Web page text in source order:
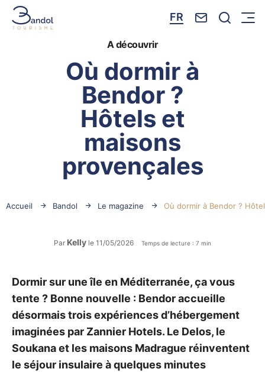
FR Nous Je
Menu
A découvrir
Où dormir à
Bendor ?
Hôtels et
maisons
provençales
Accueil Bandol Le magazine Où dormir à Bendor ?
Par Kelly le 11/05/2026 Temps de lecture : 7 min
Dormir sur une île en Méditerranée, ça vous
tente ? Bonne nouvelle : Bendor accueille
désormais trois expériences d’hébergement
imaginées par Zannier Hotels. Le Delos, le
Soukana et les maisons Madrague réinventent
le séjour insulaire à quelques minutes